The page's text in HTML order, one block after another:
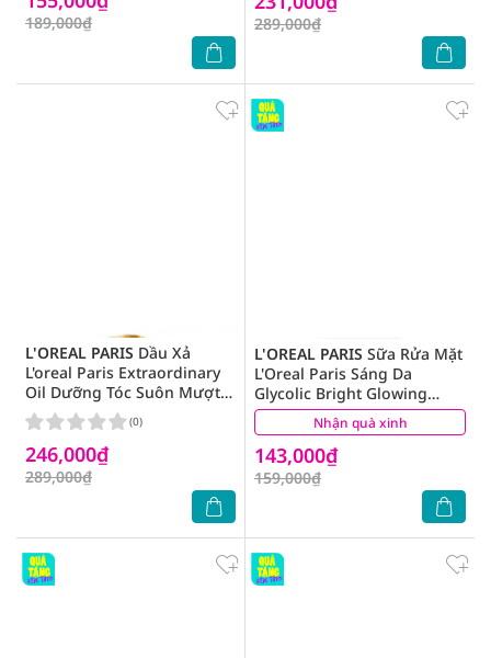
189,000₫ 289,000₫
L'OREAL PARIS Dầu Xả
L'oreal Paris Extraordinary
Oil Dưỡng Tóc Suôn Mượt
440ml
246,000₫
289,000₫
(0) Nhận quà xinh
L'OREAL PARIS Sữa Rửa Mặt
L'Oreal Paris Sáng Da
Glycolic Bright Glowing
Daily Cleanser Foam 100ml
143,000₫
159,000₫
(2)